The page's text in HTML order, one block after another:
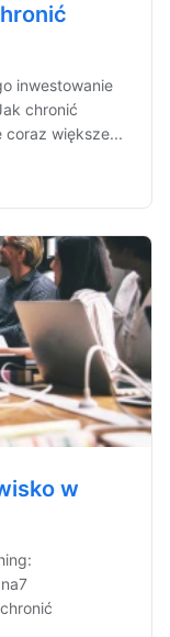
inwestowanie
chronić
coraz większe...
w